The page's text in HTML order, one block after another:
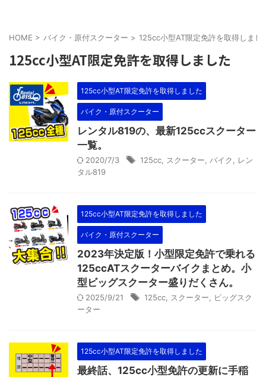
HOME > バイク・原付スクーター > 125cc小型AT限定免許を取得しまし
125cc小型AT限定免許を取得しました
125cc小型AT限定免許を取得しました
バイク・原付スクーター
レンタル819の、最新125ccスクーター
一覧。
2020/7/3 125cc スクーター バイク
レン
タル819
125cc小型AT限定免許を取得しました
バイク・原付スクーター
2023年決定版！小型限定免許で乗れる
125ccATスクーターバイクまとめ。小
型ビッグスクーター盛りだくさん。
2025/9/21 125cc スクーター
ビッグスク
ーター
125cc小型AT限定免許を取得しました
最終話、125cc小型免許の更新に手稲